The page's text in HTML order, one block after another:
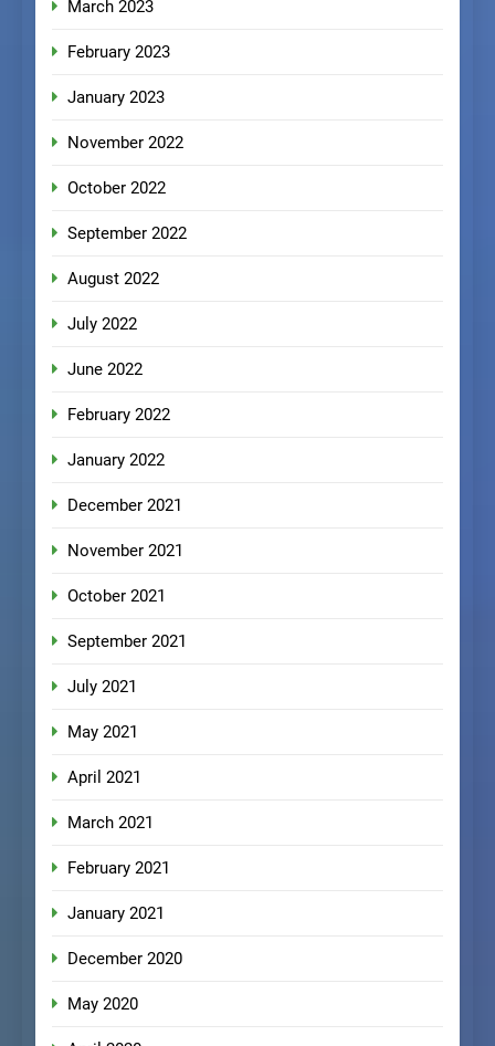
March 2023
February 2023
January 2023
November 2022
October 2022
September 2022
August 2022
July 2022
June 2022
February 2022
January 2022
December 2021
November 2021
October 2021
September 2021
July 2021
May 2021
April 2021
March 2021
February 2021
January 2021
December 2020
May 2020